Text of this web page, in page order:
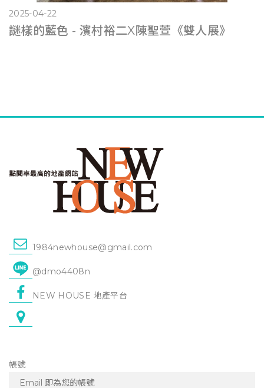
2025-04-22
謎樣的藍色 - 濱村裕二X陳聖萱《雙人展》
1984newhouse@gmail.com
@dmo4408n
NEW HOUSE 地產平台
帳號